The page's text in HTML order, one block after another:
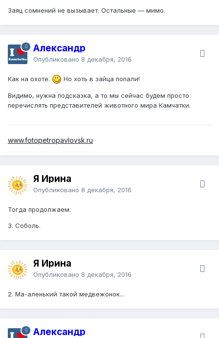
Заяц сомнений не вызывает. Остальные — мимо.
Александр
Опубликовано 8 декабря, 2016
Как на охоте. Но хоть в зайца попали!
Видимо, нужна подсказка, а то мы сейчас будем просто
перечислять представителей животного мира Камчатки.
www.fotopetropavlovsk.ru
Я Ирина
Опубликовано 8 декабря, 2016
Тогда продолжаем.
3. Соболь.
Я Ирина
Опубликовано 8 декабря, 2016
2. Ма-аленький такой медвежонок...
Александр